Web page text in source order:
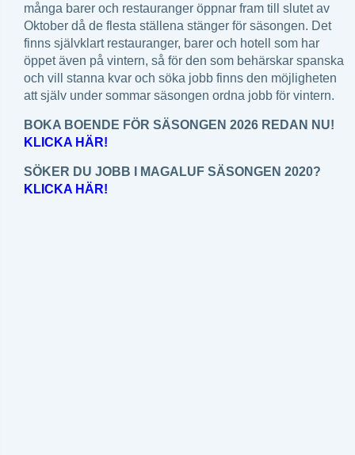
många barer och restauranger öppnar fram till slutet av
Oktober då de flesta ställena stänger för säsongen. Det
finns självklart restauranger, barer och hotell som har
öppet även på vintern, så för den som behärskar spanska
och vill stanna kvar och söka jobb finns den möjligheten
att själv under sommar säsongen ordna jobb för vintern.
BOKA BOENDE FÖR SÄSONGEN 2026 REDAN NU!
KLICKA HÄR!
SÖKER DU JOBB I MAGALUF SÄSONGEN 2020?
KLICKA HÄR!